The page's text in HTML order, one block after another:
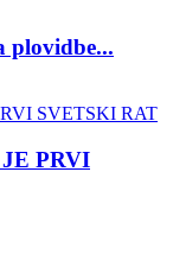
plovidbe...
PRVI